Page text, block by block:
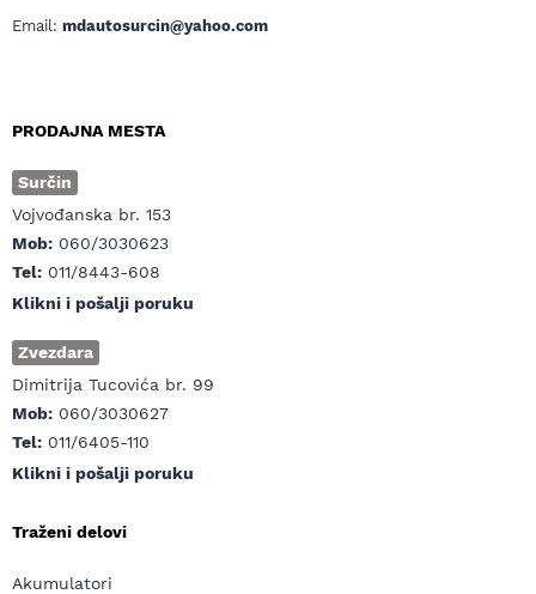
Email: mdautosurcin@yahoo.com
PRODAJNA MESTA
Surčin
Vojvođanska br. 153
Mob: 060/3030623
Tel: 011/8443-608
Klikni i pošalji poruku
Zvezdara
Dimitrija Tucovića br. 99
Mob: 060/3030627
Tel: 011/6405-110
Klikni i pošalji poruku
Traženi delovi
Akumulatori